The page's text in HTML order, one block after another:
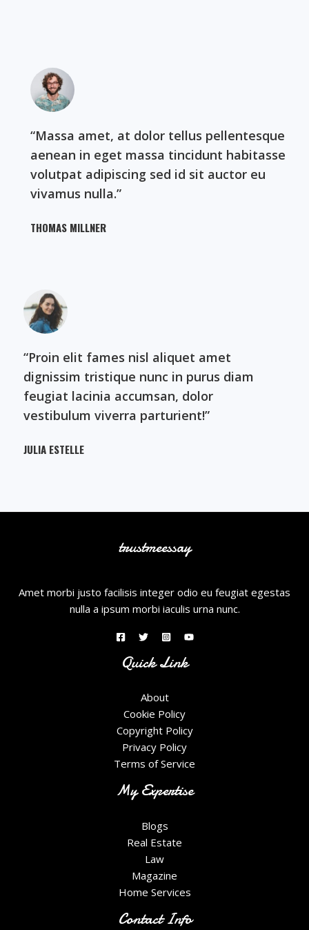
“Massa amet, at dolor tellus pellentesque
aenean in eget massa tincidunt habitasse
volutpat adipiscing sed id sit auctor eu
vivamus nulla.”​
THOMAS MILLNER​
“Proin elit fames nisl aliquet amet
dignissim tristique nunc in purus diam
feugiat lacinia accumsan, dolor
vestibulum viverra parturient!”​
JULIA ESTELLE​
trustmeessay
Amet morbi justo facilisis integer odio eu feugiat egestas
nulla a ipsum morbi iaculis urna nunc.
Quick Link
About
Cookie Policy
Copyright Policy
Privacy Policy
Terms of Service
My Expertise
Blogs
Real Estate
Law
Magazine
Home Services
Contact Info